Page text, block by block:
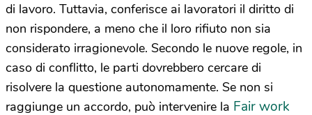
di lavoro. Tuttavia, conferisce ai lavoratori il diritto di
non rispondere, a meno che il loro rifiuto non sia
considerato irragionevole. Secondo le nuove regole, in
caso di conflitto, le parti dovrebbero cercare di
risolvere la questione autonomamente. Se non si
raggiunge un accordo, può intervenire la Fair work